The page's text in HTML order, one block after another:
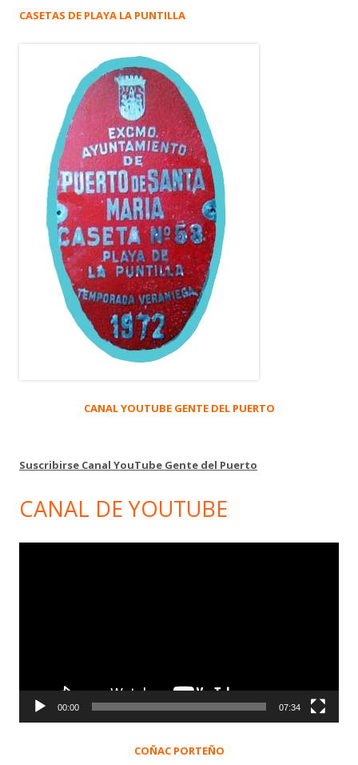
CASETAS DE PLAYA LA PUNTILLA
CANAL YOUTUBE GENTE DEL PUERTO
Suscribirse Canal YouTube Gente del Puerto
CANAL DE YOUTUBE
00:00 07:34
COÑAC PORTEÑO